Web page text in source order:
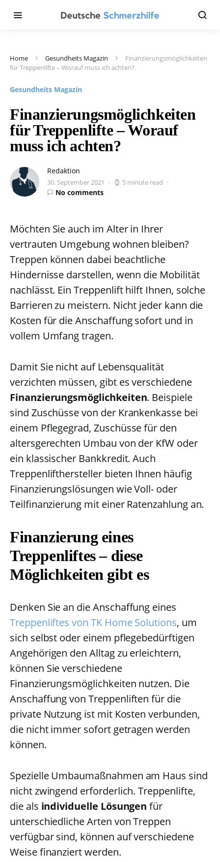
Home Gesundheits Magazin
Finanzierungsmöglichkeiten
für Treppenlifte – Worauf muss ich achten?
Gesundheits Magazin
Finanzierungsmöglichkeiten
für Treppenlifte – Worauf
muss ich achten?
Redaktion
30. September 2021 5 minute read
No comments
Möchten Sie auch im Alter in Ihrer
vertrauten Umgebung wohnen bleiben?
Treppen können dabei beachtliche
Hindernisse darstellen, wenn die Mobilität
nachlässt. Ein Treppenlift hilft Ihnen, solche
Barrieren zu meistern. Nicht jeder kann die
Kosten für die Anschaffung sofort und in
vollem Umfang tragen.
Damit Sie nicht auf Lebensqualität
verzichten müssen, gibt es verschiedene
Finanzierungsmöglichkeiten. Beispiele
sind Zuschüsse von der Krankenkasse bei
einem Pflegegrad, Zuschüsse für den
altersgerechten Umbau von der KfW oder
ein klassischer Bankkredit. Auch
Treppenlifthersteller bieten Ihnen häufig
Finanzierungslösungen wie Voll- oder
Teilfinanzierung mit einer Ratenzahlung an.
Finanzierung eines
Treppenliftes – diese
Möglichkeiten gibt es
Denken Sie an die Anschaffung eines
Treppenliftes von TK Home Solutions, um
sich selbst oder einem pflegebedürftigen
Angehörigen den Alltag zu erleichtern,
können Sie verschiedene
Finanzierungsmöglichkeiten nutzen. Die
Anschaffung von Treppenliften für die
private Nutzung ist mit Kosten verbunden,
die nicht immer sofort getragen werden
können.
Spezielle Umbaumaßnahmen am Haus sind
nicht zwingend erforderlich. Treppenlifte,
die als individuelle Lösungen für
unterschiedliche Arten von Treppen
verfügbar sind, können auf verschiedene
Weise finanziert werden.